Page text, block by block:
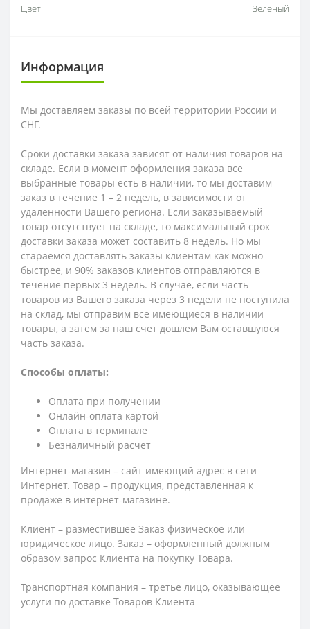
Цвет
Зелёный
Информация
Мы доставляем заказы по всей территории России и
СНГ.
Сроки доставки заказа зависят от наличия товаров на
складе. Если в момент оформления заказа все
выбранные товары есть в наличии, то мы доставим
заказ в течение 1 – 2 недель, в зависимости от
удаленности Вашего региона. Если заказываемый
товар отсутствует на складе, то максимальный срок
доставки заказа может составить 8 недель. Но мы
стараемся доставлять заказы клиентам как можно
быстрее, и 90% заказов клиентов отправляются в
течение первых 3 недель. В случае, если часть
товаров из Вашего заказа через 3 недели не поступила
на склад, мы отправим все имеющиеся в наличии
товары, а затем за наш счет дошлем Вам оставшуюся
часть заказа.
Способы оплаты:
Оплата при получении
Онлайн-оплата картой
Оплата в терминале
Безналичный расчет
Интернет-магазин – сайт имеющий адрес в сети
Интернет. Товар – продукция, представленная к
продаже в интернет-магазине.
Клиент – разместившее Заказ физическое или
юридическое лицо. Заказ – оформленный должным
образом запрос Клиента на покупку Товара.
Транспортная компания – третье лицо, оказывающее
услуги по доставке Товаров Клиента